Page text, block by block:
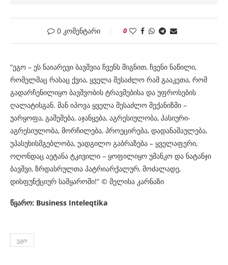
0 კომენტარი 0
“ეგო – ეს ნაიარევი ბავშვია ჩვენს შიგნით, ჩვენი ნაწილი,
რომელმაც რასაც ქვია, ყველა შესაძლო რამ გააკეთა, რომ
გადარჩენილიყო ბავშვობის ტრავმებისა და უფროსების
ღალატისგან. მან იპოვა ყველა შესაძლო მექანიზმი –
უარყოფა, გაშეშება, აჯანყება, აგრესიულობა, პასიური-
აგრესიულობა, მორჩილება, პროეცირება, დადანაშაულება,
უპასუხისმგებლობა, უადგილო გაბრაზება – ყველაფერი,
ოღონდაც აეტანა ტკივილი – ყოფილიყო უმანკო და ნატანჯი
ბავშვი, ზრდასრულთა პატრიარქალურ, მოძალადე,
დისფუნქციურ სამყაროში!” © მელისა კარნაზი
წყარო: Business Inteleqtika
ᲔᲒᲝ